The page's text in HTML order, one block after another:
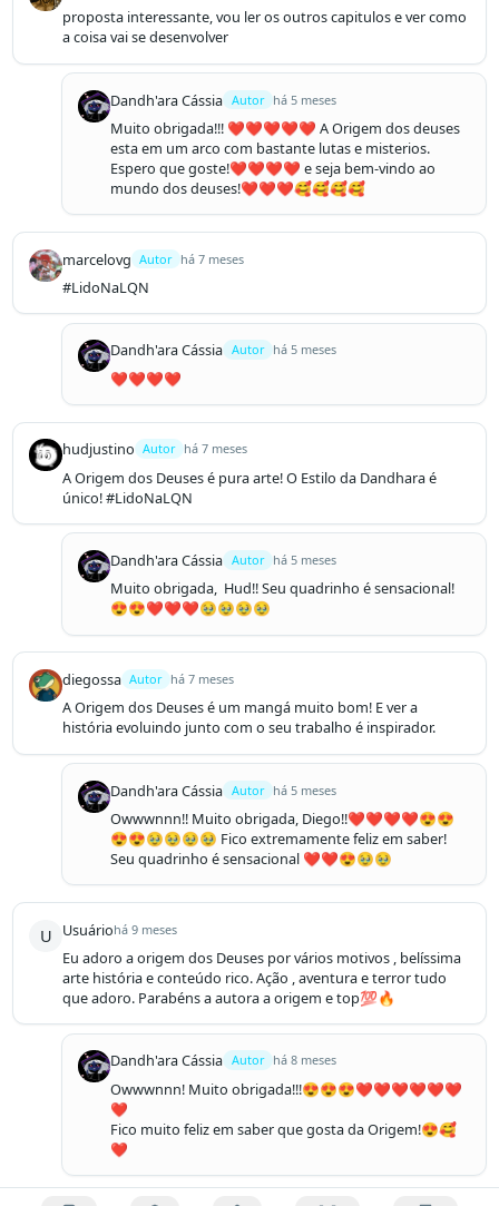
proposta interessante, vou ler os outros capitulos e ver como
a coisa vai se desenvolver
Dandh'ara Cássia Autor há 5 meses
Muito obrigada!!! ❤️❤️❤️❤️❤️ A Origem dos deuses
esta em um arco com bastante lutas e misterios.
Espero que goste!❤️❤️❤️❤️ e seja bem-vindo ao
mundo dos deuses!❤️❤️❤️🥰🥰🥰🥰
marcelovg Autor há 7 meses
#LidoNaLQN
Dandh'ara Cássia Autor há 5 meses
❤️❤️❤️❤️
hudjustino Autor há 7 meses
A Origem dos Deuses é pura arte! O Estilo da Dandhara é
único! #LidoNaLQN
Dandh'ara Cássia Autor há 5 meses
Muito obrigada,  Hud!! Seu quadrinho é sensacional!
😍😍❤️❤️❤️🥹🥹🥹🥹
diegossa Autor há 7 meses
A Origem dos Deuses é um mangá muito bom! E ver a
história evoluindo junto com o seu trabalho é inspirador.
Dandh'ara Cássia Autor há 5 meses
Owwwnnn!! Muito obrigada, Diego!!❤️❤️❤️❤️😍😍
😍😍🥹🥹🥹🥹 Fico extremamente feliz em saber!
Seu quadrinho é sensacional ❤️❤️😍🥹🥹
U Usuáriohá 9 meses
Eu adoro a origem dos Deuses por vários motivos , belíssima
arte história e conteúdo rico. Ação , aventura e terror tudo
que adoro. Parabéns a autora a origem e top💯🔥
Dandh'ara Cássia Autor há 8 meses
Owwwnnn! Muito obrigada!!!😍😍😍❤️❤️❤️❤️❤️❤️
❤️
Fico muito feliz em saber que gosta da Origem!😍🥰
❤️